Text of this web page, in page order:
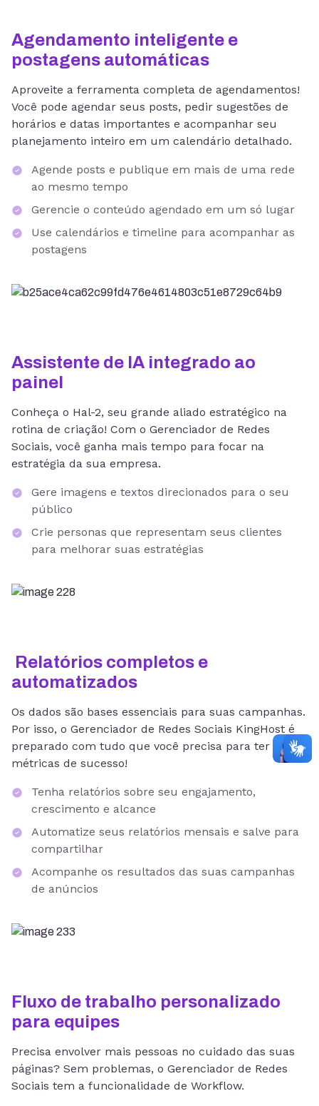
Agendamento inteligente e
postagens automáticas
Aproveite a ferramenta completa de agendamentos!
Você pode agendar seus posts, pedir sugestões de
horários e datas importantes e acompanhar seu
planejamento inteiro em um calendário detalhado.
Agende posts e publique em mais de uma rede
ao mesmo tempo
Gerencie o conteúdo agendado em um só lugar
Use calendários e timeline para acompanhar as
postagens
Assistente de IA integrado ao
painel
Conheça o Hal-2, seu grande aliado estratégico na
rotina de criação! Com o Gerenciador de Redes
Sociais, você ganha mais tempo para focar na
estratégia da sua empresa.
Gere imagens e textos direcionados para o seu
público
Crie personas que representam seus clientes
para melhorar suas estratégias
Relatórios completos e
automatizados
Os dados são bases essenciais para suas campanhas.
Por isso, o Gerenciador de Redes Sociais KingHost é
preparado com tudo que você precisa para ter
métricas de sucesso!
Tenha relatórios sobre seu engajamento,
crescimento e alcance
Automatize seus relatórios mensais e salve para
compartilhar
Acompanhe os resultados das suas campanhas
de anúncios
Fluxo de trabalho personalizado
para equipes
Precisa envolver mais pessoas no cuidado das suas
páginas? Sem problemas, o Gerenciador de Redes
Sociais tem a funcionalidade de Workflow.